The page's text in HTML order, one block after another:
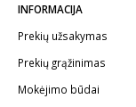
INFORMACIJA
Prekių užsakymas
Prekių grąžinimas
Mokėjimo būdai